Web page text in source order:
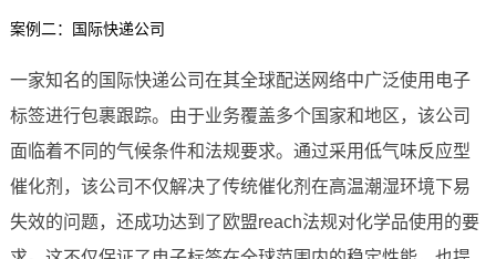
案例二：国际快递公司
一家知名的国际快递公司在其全球配送网络中广泛使用电子
标签进行包裹跟踪。由于业务覆盖多个国家和地区，该公司
面临着不同的气候条件和法规要求。通过采用低气味反应型
催化剂，该公司不仅解决了传统催化剂在高温潮湿环境下易
失效的问题，还成功达到了欧盟reach法规对化学品使用的要